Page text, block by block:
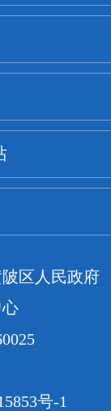
区人民政府
号-1